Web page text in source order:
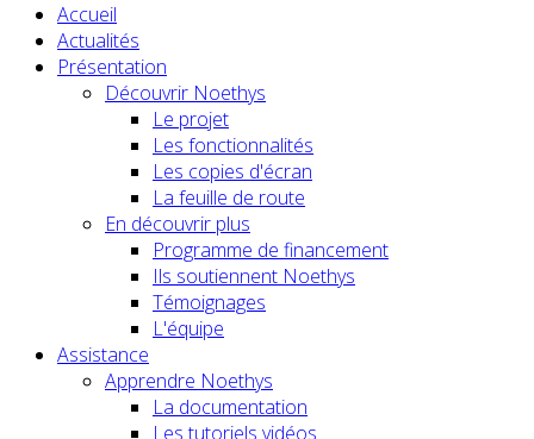
Accueil
Actualités
Présentation
Découvrir Noethys
Le projet
Les fonctionnalités
Les copies d'écran
La feuille de route
En découvrir plus
Programme de financement
Ils soutiennent Noethys
Témoignages
L'équipe
Assistance
Apprendre Noethys
La documentation
Les tutoriels vidéos